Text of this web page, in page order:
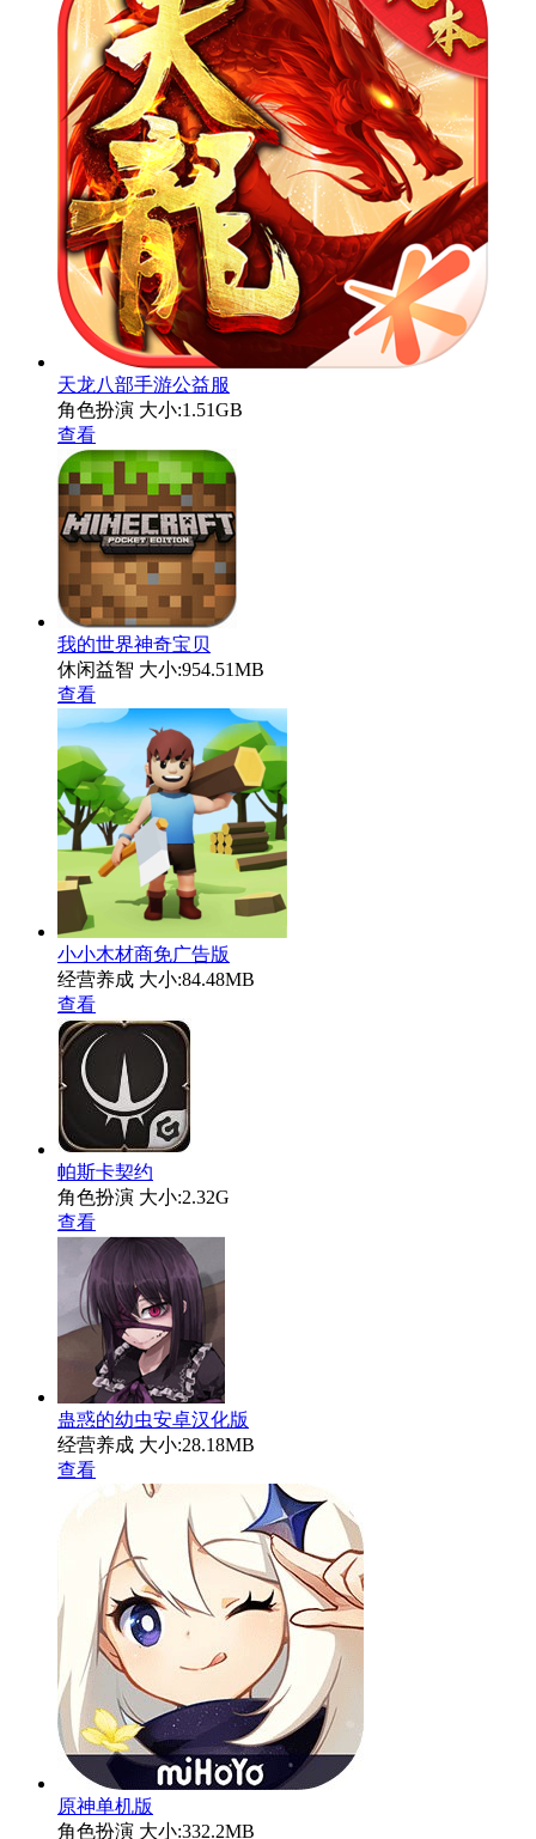
天龙八部手游公益服
角色扮演 大小:1.51GB
查看
我的世界神奇宝贝
休闲益智 大小:954.51MB
查看
小小木材商免广告版
经营养成 大小:84.48MB
查看
帕斯卡契约
角色扮演 大小:2.32G
查看
蛊惑的幼虫安卓汉化版
经营养成 大小:28.18MB
查看
原神单机版
角色扮演 大小:332.2MB